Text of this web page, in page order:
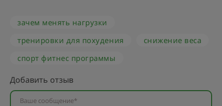
зачем менять нагрузки
тренировки для похудения
снижение веса
спорт фитнес программы
Добавить отзыв
Ваше сообщение*